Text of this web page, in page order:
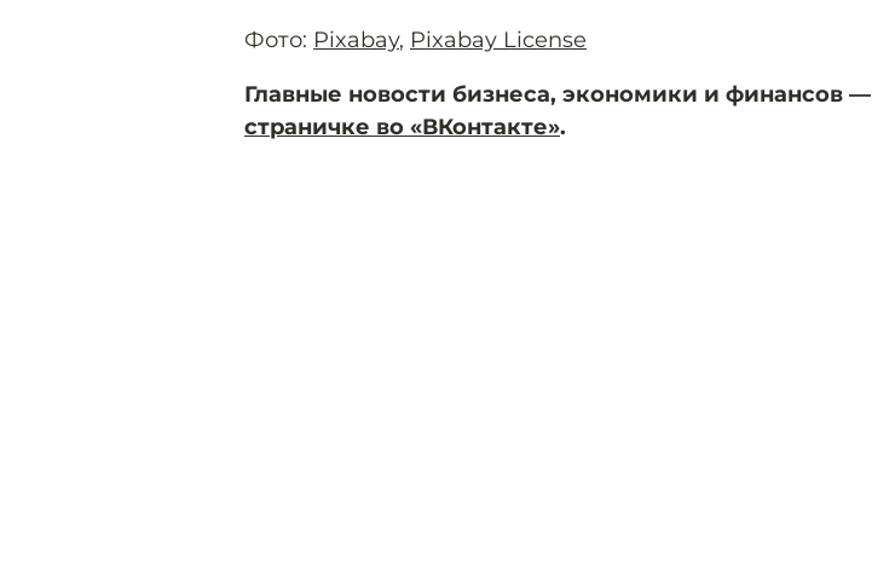
Фото: Pixabay, Pixabay License
Главные новости бизнеса, экономики и финансов —
страничке во «ВКонтакте».